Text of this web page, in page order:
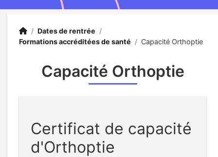
Accueil
Accueil
/ Dates de rentrée /
Formations accréditées de santé / Capacité Orthoptie
Capacité Orthoptie
Certificat de capacité
d'Orthoptie